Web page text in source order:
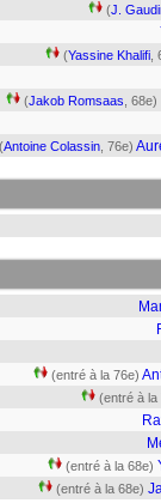
(J.
(Yassine Khalifi
(Jakob Romsaas , 68e)
(Antoine Colassin , 76e)
(entré à la 76e)
(entré à la
(entré à la 68e)
(entré à la 68e)